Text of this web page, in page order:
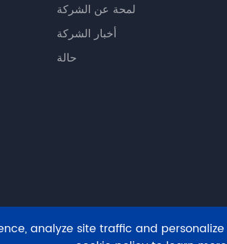
لمحة عن الشركة
أخبار الشركة
حالة
analyze site traffic and